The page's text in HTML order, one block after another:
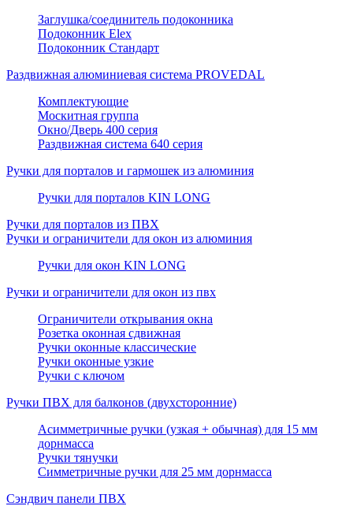
Заглушка/соединитель подоконника
Подоконник Elex
Подоконник Стандарт
Раздвижная алюминиевая система PROVEDAL
Комплектующие
Москитная группа
Окно/Дверь 400 серия
Раздвижная система 640 серия
Ручки для порталов и гармошек из алюминия
Ручки для порталов KIN LONG
Ручки для порталов из ПВХ
Ручки и ограничители для окон из алюминия
Ручки для окон KIN LONG
Ручки и ограничители для окон из пвх
Ограничители открывания окна
Розетка оконная сдвижная
Ручки оконные классические
Ручки оконные узкие
Ручки с ключом
Ручки ПВХ для балконов (двухсторонние)
Асимметричные ручки (узкая + обычная) для 15 мм
дорнмасса
Ручки тянучки
Симметричные ручки для 25 мм дорнмасса
Сэндвич панели ПВХ